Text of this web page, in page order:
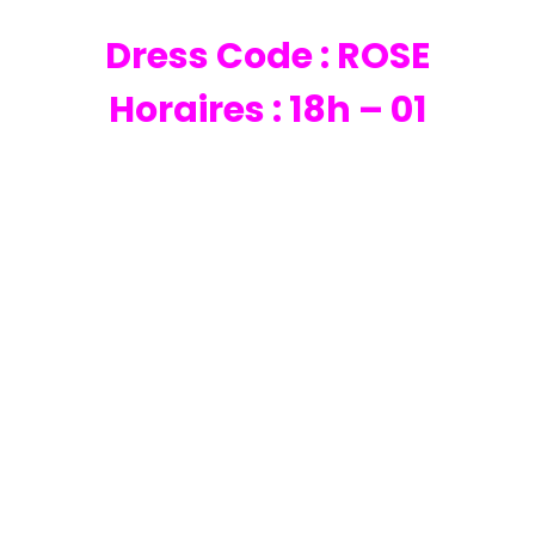
Dress Code : ROSE
Horaires : 18h – 01